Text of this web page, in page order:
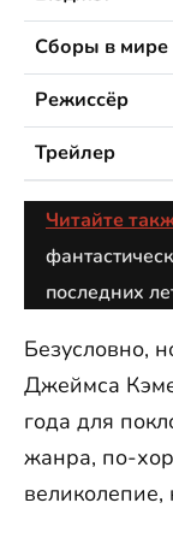
Сборы в мире
Режиссёр
Трейлер
Читайте
последних
Безусловно,
Джеймса
года для
жанра, по-
великолепие,